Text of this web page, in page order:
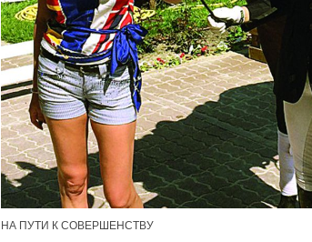
НА ПУТИ К СОВЕРШЕНСТВУ